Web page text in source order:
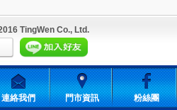
TingWen Co., Ltd.
連絡我們 門市資訊 粉絲團